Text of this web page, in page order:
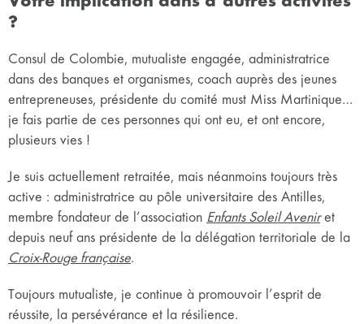
?
Consul de Colombie, mutualiste engagée, administratrice
dans des banques et organismes, coach auprès des jeunes
entrepreneuses, présidente du comité must Miss Martinique…
je fais partie de ces personnes qui ont eu, et ont encore,
plusieurs vies !
Je suis actuellement retraitée, mais néanmoins toujours très
active : administratrice au pôle universitaire des Antilles,
membre fondateur de l’association Enfants Soleil Aveniret
depuis neuf ans présidente de la délégation territoriale de la
Croix-Rouge française.
Toujours mutualiste, je continue à promouvoir l’esprit de
réussite, la persévérance et la résilience.